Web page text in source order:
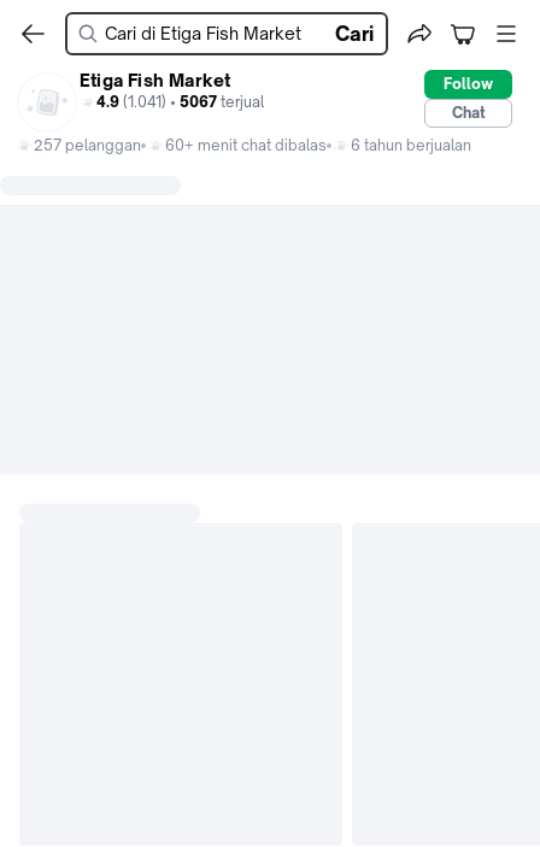
Cari
Etiga Fish Market
4.9 (1.041) • 5067 terjual
Follow
Chat
257 pelanggan
60+ menit chat dibalas 6 tahun berjualan